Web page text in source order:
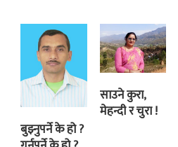
बुझ्नुपर्ने के हो ?
साउने कुरा,
मेहन्दी र चुरा !